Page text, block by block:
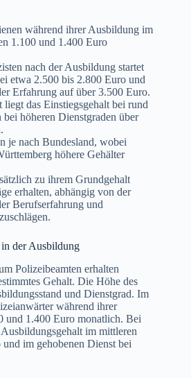
während ihrer Ausbildung im
1.100 und 1.400 Euro
nach der Ausbildung startet
etwa 2.500 bis 2.800 Euro und
Erfahrung auf über 3.500 Euro.
liegt das Einstiegsgehalt bei rund
höheren Dienstgraden über
je nach Bundesland, wobei
höhere Gehälter
zu ihrem Grundgehalt
erhalten, abhängig von der
Berufserfahrung und
der Ausbildung
Polizeibeamten erhalten
Gehalt. Die Höhe des
und Dienstgrad. Im
während ihrer
und 1.400 Euro monatlich. Bei
im mittleren
im gehobenen Dienst bei